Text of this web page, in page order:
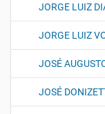
JORGE LUIZ
JORGE LUIZ
JOSÉ
JOSÉ